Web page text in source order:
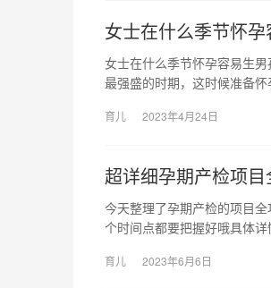
女士在什么季节怀
女士在什么季节怀孕容易生
最强盛的时期，这时候准备
育儿 2023年4月24日
超详细孕期产检项
今天整理了孕期产检的项目
个时间点都要把握好哦具体
育儿 2023年6月6日